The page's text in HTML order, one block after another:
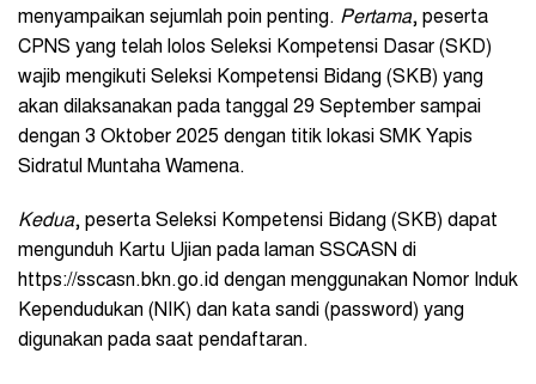
menyampaikan sejumlah poin penting. Pertama, peserta
CPNS yang telah lolos Seleksi Kompetensi Dasar (SKD)
wajib mengikuti Seleksi Kompetensi Bidang (SKB) yang
akan dilaksanakan pada tanggal 29 September sampai
dengan 3 Oktober 2025 dengan titik lokasi SMK Yapis
Sidratul Muntaha Wamena.
Kedua, peserta Seleksi Kompetensi Bidang (SKB) dapat
mengunduh Kartu Ujian pada laman SSCASN di
https://sscasn.bkn.go.id dengan menggunakan Nomor Induk
Kependudukan (NIK) dan kata sandi (password) yang
digunakan pada saat pendaftaran.